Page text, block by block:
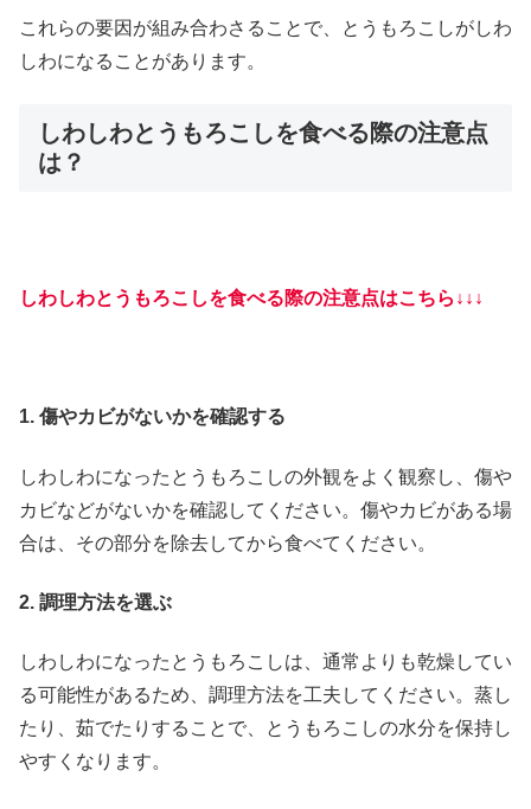
これらの要因が組み合わさることで、とうもろこしがしわ
しわになることがあります。
しわしわとうもろこしを食べる際の注意点
は？
しわしわとうもろこしを食べる際の注意点はこちら↓↓↓
1. 傷やカビがないかを確認する
しわしわになったとうもろこしの外観をよく観察し、傷や
カビなどがないかを確認してください。傷やカビがある場
合は、その部分を除去してから食べてください。
2. 調理方法を選ぶ
しわしわになったとうもろこしは、通常よりも乾燥してい
る可能性があるため、調理方法を工夫してください。蒸し
たり、茹でたりすることで、とうもろこしの水分を保持し
やすくなります。